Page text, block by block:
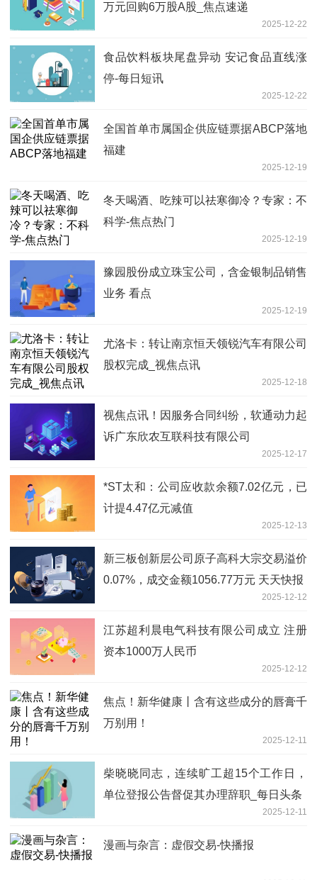
万元回购6万股A股_焦点速递
2025-12-22
食品饮料板块尾盘异动 安记食品直线涨
停-每日短讯
2025-12-22
全国首单市属国企供应链票据ABCP落地
福建
2025-12-19
冬天喝酒、吃辣可以祛寒御冷？专家：不
科学-焦点热门
2025-12-19
豫园股份成立珠宝公司，含金银制品销售
业务 看点
2025-12-19
尤洛卡：转让南京恒天领锐汽车有限公司
股权完成_视焦点讯
2025-12-18
视焦点讯！因服务合同纠纷，软通动力起
诉广东欣农互联科技有限公司
2025-12-17
*ST太和：公司应收款余额7.02亿元，已
计提4.47亿元减值
2025-12-13
新三板创新层公司原子高科大宗交易溢价
0.07%，成交金额1056.77万元 天天快报
2025-12-12
江苏超利晨电气科技有限公司成立 注册
资本1000万人民币
2025-12-12
焦点！新华健康丨含有这些成分的唇膏千
万别用！
2025-12-11
柴晓晓同志，连续旷工超15个工作日，
单位登报公告督促其办理辞职_每日头条
2025-12-11
漫画与杂言：虚假交易-快播报